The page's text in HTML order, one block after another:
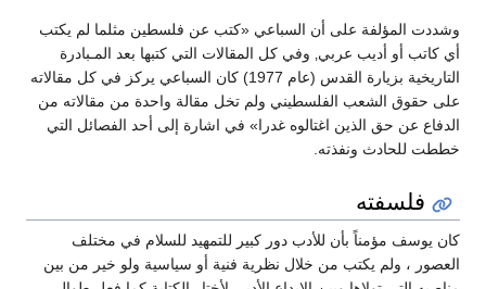
وشددت المؤلفة على أن السباعي «كتب عن فلسطين مثلما لم يكتب
أي كاتب أو أديب عربي‚ وفي كل المقالات التي كتبها بعد المـبادرة
التاريخية بزيارة القدس (عام 1977) كان السباعي يركز في كل مقالاته
على حقوق الشعب الفلسطيني ولم تخل مقالة واحدة من مقالاته من
الدفاع عن حق الذين اغتالوه غدرا» في اشارة إلى أحد الفصائل التي
خططت للحادث ونفذته.
فلسفته
كان يوسف مؤمناً بأن للأدب دور كبير للتمهيد للسلام في مختلف
العصور ، ولم يكتب من خلال نظرية فنية أو سياسية ولو خير من بين